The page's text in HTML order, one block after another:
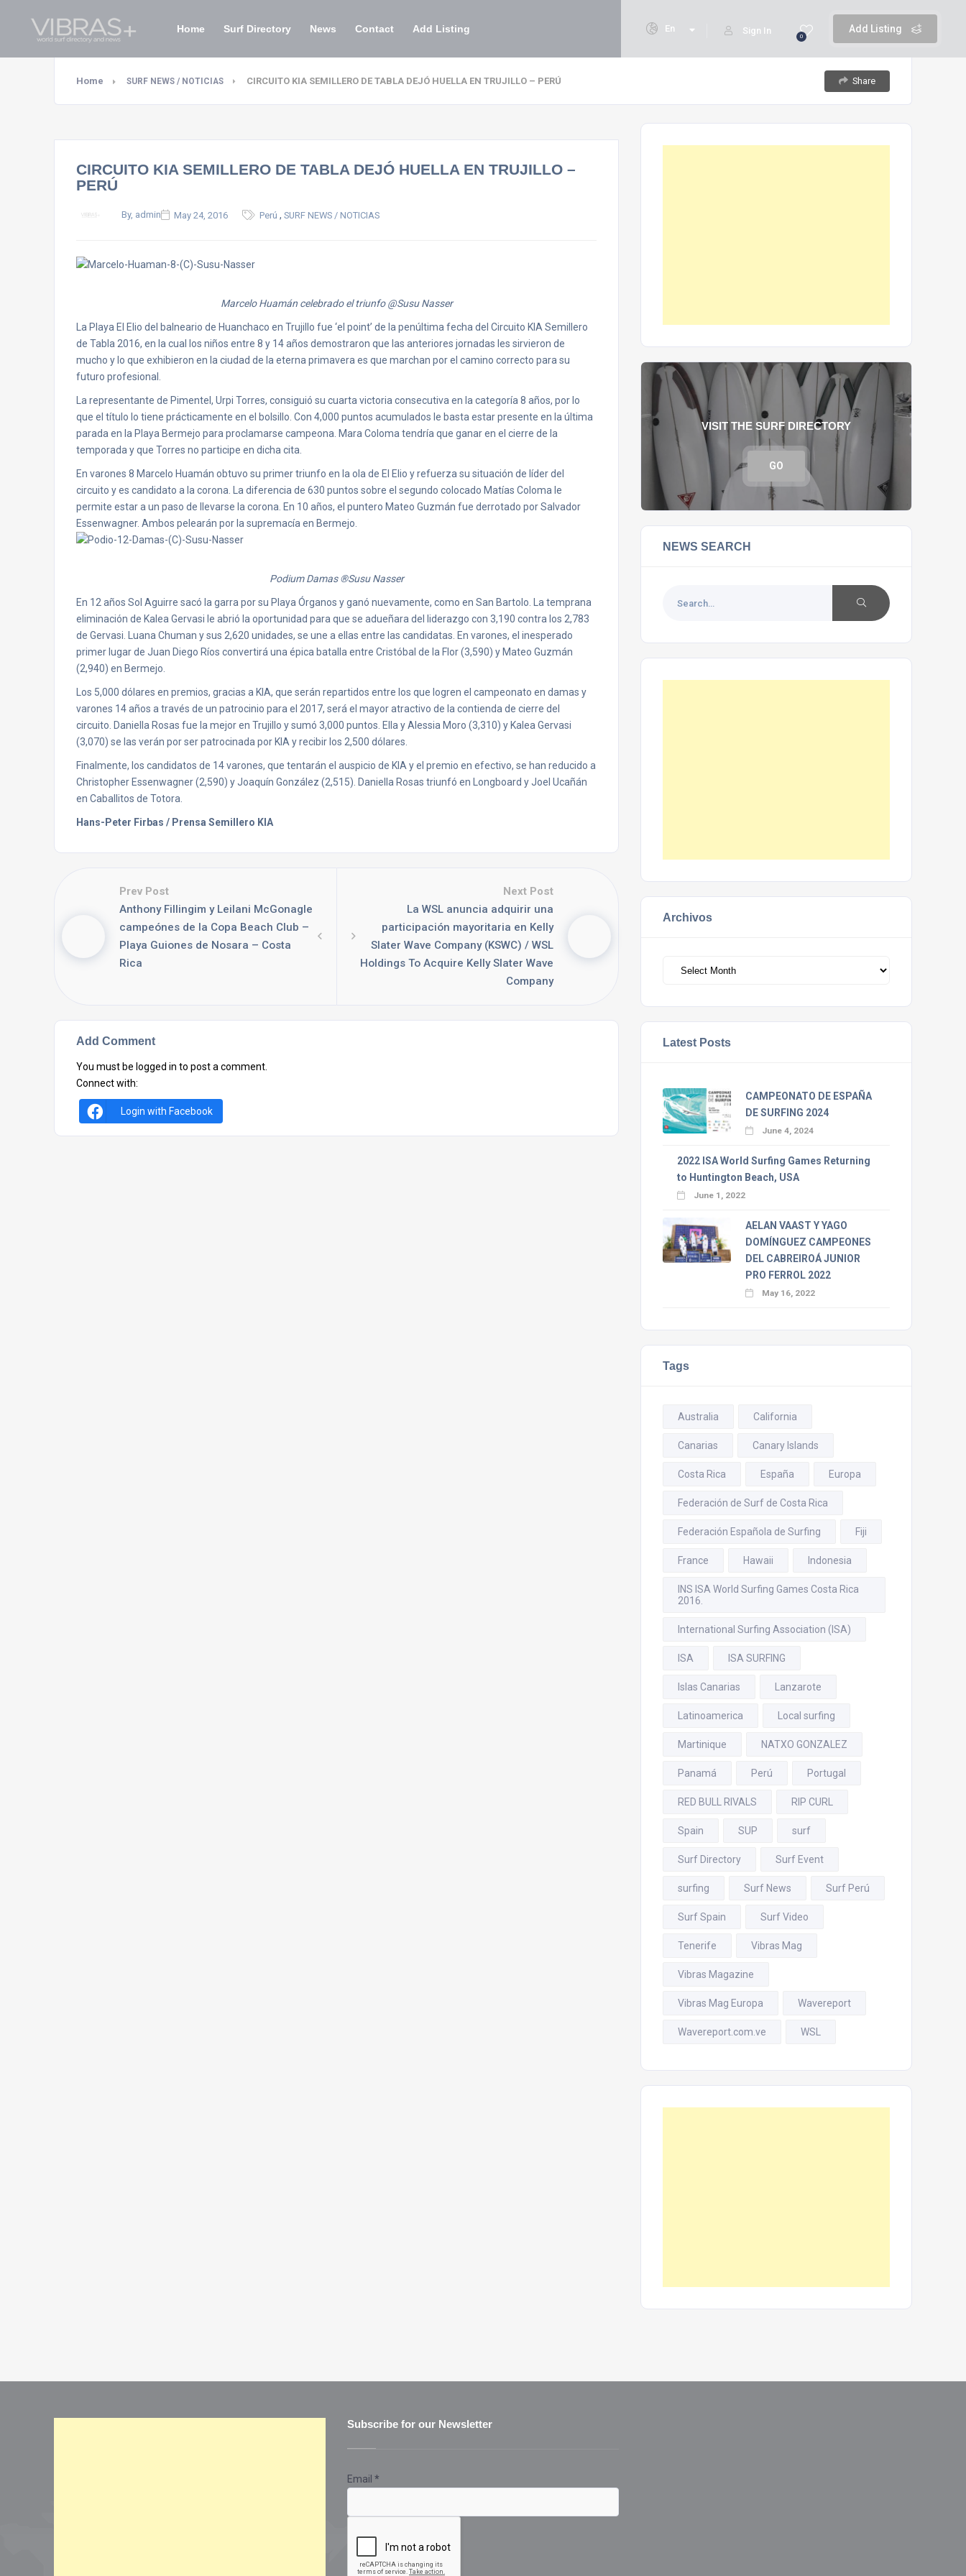
Add Listing
0
Sign In
En
Home Surf Directory News Contact Add Listing
Home SURF NEWS / NOTICIAS CIRCUITO KIA SEMILLERO DE TABLA DEJÓ HUELLA EN TRUJILLO – PERÚ Share
CIRCUITO KIA SEMILLERO DE TABLA DEJÓ HUELLA EN TRUJILLO –
PERÚ
By, admin May 24, 2016 Perú , SURF NEWS / NOTICIAS
Marcelo Huamán celebrado el triunfo @Susu Nasser
La Playa El Elio del balneario de Huanchaco en Trujillo fue ‘el point’ de la penúltima fecha del Circuito KIA Semillero
de Tabla 2016, en la cual los niños entre 8 y 14 años demostraron que las anteriores jornadas les sirvieron de
mucho y lo que exhibieron en la ciudad de la eterna primavera es que marchan por el camino correcto para su
futuro profesional.
La representante de Pimentel, Urpi Torres, consiguió su cuarta victoria consecutiva en la categoría 8 años, por lo
que el título lo tiene prácticamente en el bolsillo. Con 4,000 puntos acumulados le basta estar presente en la última
parada en la Playa Bermejo para proclamarse campeona. Mara Coloma tendría que ganar en el cierre de la
temporada y que Torres no participe en dicha cita.
En varones 8 Marcelo Huamán obtuvo su primer triunfo en la ola de El Elio y refuerza su situación de líder del
circuito y es candidato a la corona. La diferencia de 630 puntos sobre el segundo colocado Matías Coloma le
permite estar a un paso de llevarse la corona. En 10 años, el puntero Mateo Guzmán fue derrotado por Salvador
Essenwagner. Ambos pelearán por la supremacía en Bermejo.
Podium Damas ®Susu Nasser
En 12 años Sol Aguirre sacó la garra por su Playa Órganos y ganó nuevamente, como en San Bartolo. La temprana
eliminación de Kalea Gervasi le abrió la oportunidad para que se adueñara del liderazgo con 3,190 contra los 2,783
de Gervasi. Luana Chuman y sus 2,620 unidades, se une a ellas entre las candidatas. En varones, el inesperado
primer lugar de Juan Diego Ríos convertirá una épica batalla entre Cristóbal de la Flor (3,590) y Mateo Guzmán
(2,940) en Bermejo.
Los 5,000 dólares en premios, gracias a KIA, que serán repartidos entre los que logren el campeonato en damas y
varones 14 años a través de un patrocinio para el 2017, será el mayor atractivo de la contienda de cierre del
circuito. Daniella Rosas fue la mejor en Trujillo y sumó 3,000 puntos. Ella y Alessia Moro (3,310) y Kalea Gervasi
(3,070) se las verán por ser patrocinada por KIA y recibir los 2,500 dólares.
Finalmente, los candidatos de 14 varones, que tentarán el auspicio de KIA y el premio en efectivo, se han reducido a
Christopher Essenwagner (2,590) y Joaquín González (2,515). Daniella Rosas triunfó en Longboard y Joel Ucañán
en Caballitos de Totora.
Hans-Peter Firbas / Prensa Semillero KIA
Prev Post
Anthony Fillingim y Leilani McGonagle
campeónes de la Copa Beach Club –
Playa Guiones de Nosara – Costa
Rica
Next Post
La WSL anuncia adquirir una
participación mayoritaria en Kelly
Slater Wave Company (KSWC) / WSL
Holdings To Acquire Kelly Slater Wave
Company
Add Comment
You must be logged in to post a comment.
Connect with:
Login with Facebook
VISIT THE SURF DIRECTORY
GO
NEWS SEARCH
Archivos
Latest Posts
CAMPEONATO DE ESPAÑA
DE SURFING 2024
June 4, 2024
2022 ISA World Surfing Games Returning
to Huntington Beach, USA
June 1, 2022
AELAN VAAST Y YAGO
DOMÍNGUEZ CAMPEONES
DEL CABREIROÁ JUNIOR
PRO FERROL 2022
May 16, 2022
Tags
Australia California
Canarias Canary Islands
Costa Rica España Europa
Federación de Surf de Costa Rica
Federación Española de Surfing Fiji
France Hawaii Indonesia
INS ISA World Surfing Games Costa Rica
2016.
International Surfing Association (ISA)
ISA ISA SURFING
Islas Canarias Lanzarote
Latinoamerica Local surfing
Martinique NATXO GONZALEZ
Panamá Perú Portugal
RED BULL RIVALS RIP CURL
Spain SUP surf
Surf Directory Surf Event
surfing Surf News Surf Perú
Surf Spain Surf Video
Tenerife Vibras Mag
Vibras Magazine
Vibras Mag Europa Wavereport
Wavereport.com.ve WSL
Subscribe for our Newsletter
Email *